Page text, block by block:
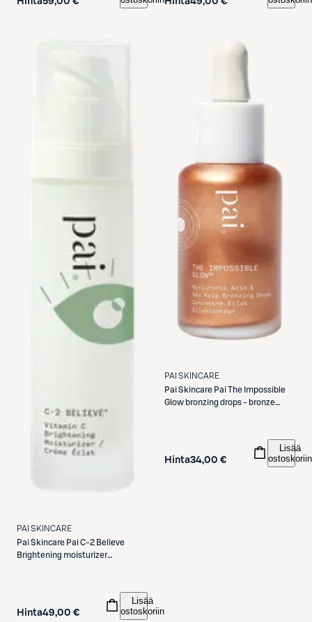
PAI SKINCARE
Pai Skincare Pai C-2 Believe
Brightening moisturizer
Hinta49,00 €
Lisää
ostoskoriin
PAI SKINCARE
Pai Skincare Pai The Impossible
Glow bronzing drops - bronze
Hinta34,00 €
Lisää
ostoskoriin